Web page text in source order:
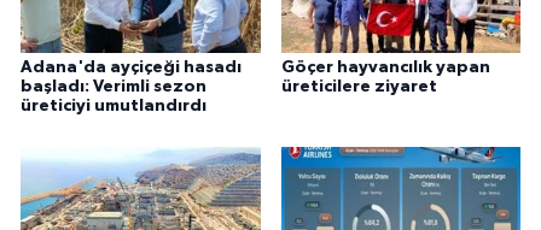
Adana'da ayçiçeği hasadı
başladı: Verimli sezon
üreticiyi umutlandırdı
Göçer hayvancılık yapan
üreticilere ziyaret